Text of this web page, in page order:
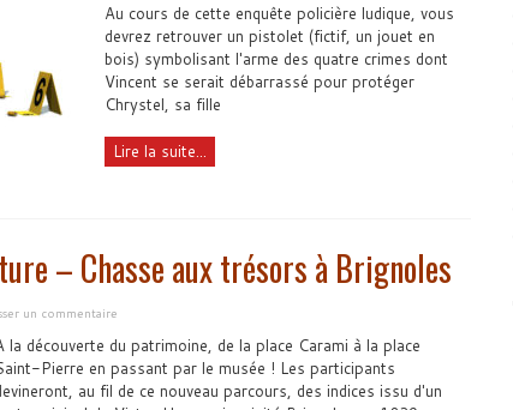
Au cours de cette enquête policière ludique, vous
devrez retrouver un pistolet (fictif, un jouet en
bois) symbolisant l'arme des quatre crimes dont
Vincent se serait débarrassé pour protéger
Chrystel, sa fille
Lire la suite...
– Chasse aux trésors à Brignoles
un commentaire
la découverte du patrimoine, de la place Carami à la place
Pierre en passant par le musée ! Les participants
au fil de ce nouveau parcours, des indices issu d'un